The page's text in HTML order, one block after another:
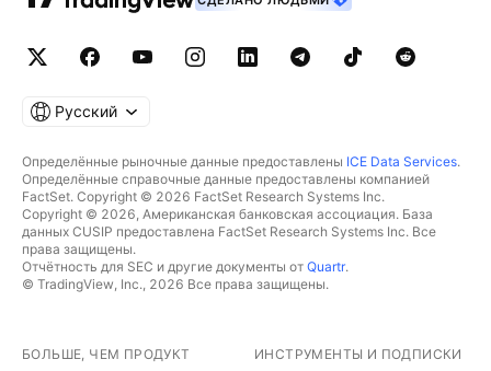
Русский
Определённые рыночные данные предоставлены ICE Data Services.
Определённые справочные данные предоставлены компанией
FactSet. Copyright © 2026 FactSet Research Systems Inc.
Copyright © 2026, Американская банковская ассоциация. База
данных CUSIP предоставлена FactSet Research Systems Inc. Все
права защищены.
Отчётность для SEC и другие документы от Quartr.
© TradingView, Inc., 2026 Все права защищены.
БОЛЬШЕ, ЧЕМ ПРОДУКТ ИНСТРУМЕНТЫ И ПОДПИСКИ